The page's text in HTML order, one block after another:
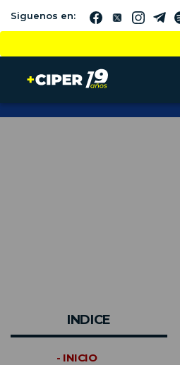
Siguenos en:
INDICE
- INICIO